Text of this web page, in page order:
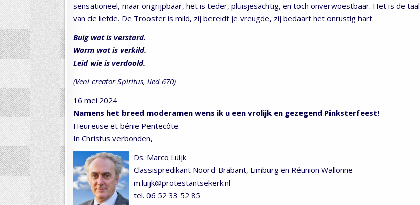
sensationeel, maar ongrijpbaar, het is teder, pluisjesachtig, en toch onverwoestbaar. Het is de taal
van de liefde. De Trooster is mild, zij bereidt je vreugde, zij bedaart het onrustig hart.
Buig wat is verstard.
Warm wat is verkild.
Leid wie is verdoold.
(Veni creator Spiritus, lied 670)
16 mei 2024
Namens het breed moderamen wens ik u een vrolijk en gezegend Pinksterfeest!
Heureuse et bénie Pentecôte.
In Christus verbonden,
Ds. Marco Luijk
Classispredikant Noord-Brabant, Limburg en Réunion Wallonne
m.luijk@protestantsekerk.nl
tel. 06 52 33 52 85